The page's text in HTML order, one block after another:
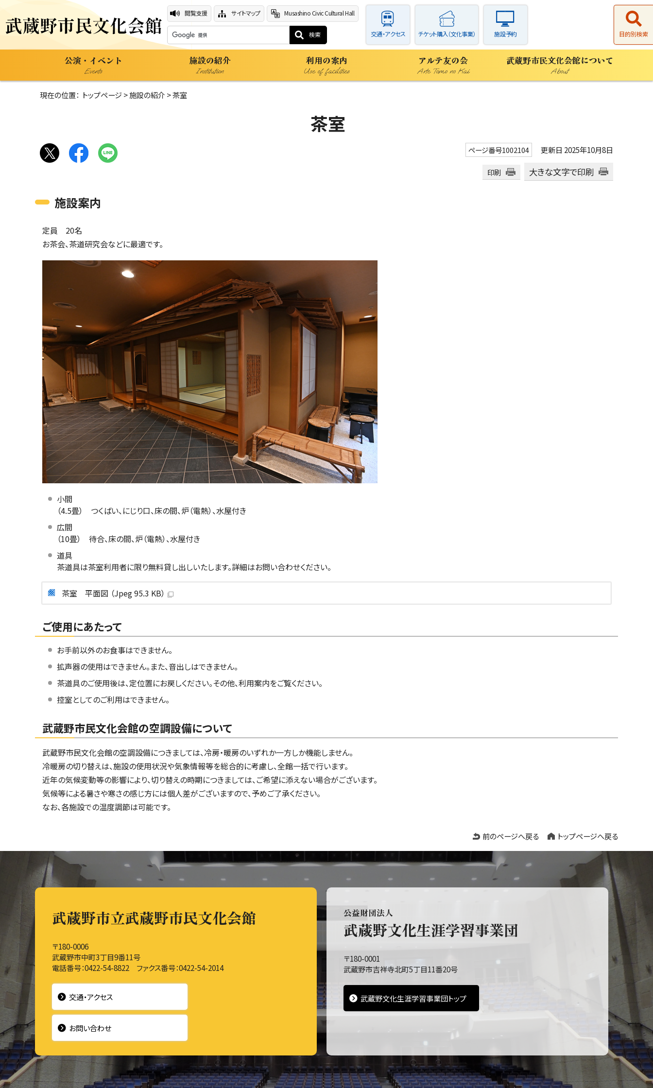
閲覧支援 サイトマップ Musashino Civic Cultural Hall
交通・アクセス チケット購入（文化事業） 施設予約 目的別検索
公演・イベント
Events
施設の紹介
Institution
利用の案内
Use of facilities
アルテ友の会
Arte Tomo no Kai
武蔵野市民文化会館について
About
現在の位置： トップページ >施設の紹介 > 茶室
茶室
ページ番号1002104 更新日 2025年10月8日
印刷 大きな文字で印刷
施設案内
定員 20名
お茶会、茶道研究会などに最適です。
小間
（4.5畳） つくばい、にじり口、床の間、炉（電熱）、水屋付き
広間
（10畳） 待合、床の間、炉（電熱）、水屋付き
道具
茶道具は茶室利用者に限り無料貸し出しいたします。詳細はお問い合わせください。
茶室 平面図 （Jpeg 95.3 KB）
ご使用にあたって
お手前以外のお食事はできません。
拡声器の使用はできません。また、音出しはできません。
茶道具のご使用後は、定位置にお戻しください。その他、利用案内をご覧ください。
控室としてのご利用はできません。
武蔵野市民文化会館の空調設備について
武蔵野市民文化会館の空調設備につきましては、冷房・暖房のいずれか一方しか機能しません。
冷暖房の切り替えは、施設の使用状況や気象情報等を総合的に考慮し、全館一括で行います。
近年の気候変動等の影響により、切り替えの時期につきましては、ご希望に添えない場合がございます。
気候等による暑さや寒さの感じ方には個人差がございますので、予めご了承ください。
なお、各施設での温度調節は可能です。
前のページへ戻る トップページへ戻る
武蔵野市立武蔵野市民文化会館
〒180-0006
武蔵野市中町3丁目9番11号
電話番号：0422-54-8822 ファクス番号：0422-54-2014
交通・アクセス
お問い合わせ
公益財団法人
武蔵野文化生涯学習事業団
〒180-0001
武蔵野市吉祥寺北町5丁目11番20号
武蔵野文化生涯学習事業団トップ